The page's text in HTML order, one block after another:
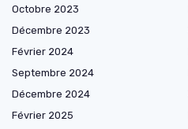
Octobre 2023
Décembre 2023
Février 2024
Septembre 2024
Décembre 2024
Février 2025